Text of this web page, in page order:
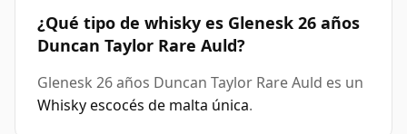
¿Qué tipo de whisky es Glenesk 26 años
Duncan Taylor Rare Auld?
Glenesk 26 años Duncan Taylor Rare Auld es un
Whisky escocés de malta única.